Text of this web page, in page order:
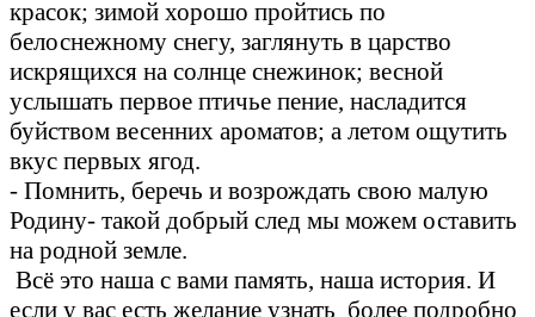
красок; зимой хорошо пройтись по
белоснежному снегу, заглянуть в царство
искрящихся на солнце снежинок; весной
услышать первое птичье пение, насладится
буйством весенних ароматов; а летом ощутить
вкус первых ягод.
- Помнить, беречь и возрождать свою малую
Родину- такой добрый след мы можем оставить
на родной земле.
Всё это наша с вами память, наша история. И
если у вас есть желание узнать более подробно